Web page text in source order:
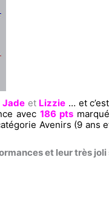
Jade et Lizzie … et c’est
avec186 pts
Avenirs (9 ans
et leur très joli